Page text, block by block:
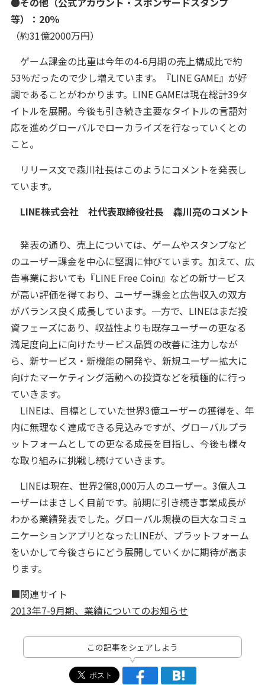
等）：20％
（約31億2000万円）
ゲーム課金の比重は今年の4-6月期の売上構成比で約
53％だったので少し増えています。『LINE GAME』が好
調であることがわかります。LINE GAMEは現在総計39タ
イトルを展開。今後も引き続き主要なタイトルの言語対
応を進めグローバルでローカライズを行なっていくとの
こと。
リリース文で森川社長はこのようにコメントを発表し
ています。
LINE株式会社 社代表取締役社長 森川亮のコメント
発表の通り、売上については、ゲームやスタンプなど
のユーザー課金を中心に堅調に伸びています。加えて、広
告事業においても『LINE Free Coin』などの新サービス
が高い評価を得ており、ユーザー課金と広告収入の双方
がバランス良く成長しています。一方で、LINEはまだ投
資フェーズにあり、収益性よりも既存ユーザーの更なる
満足度向上に向けたサービス品質の改善に注力しなが
ら、新サービス・新機能の開発や、新規ユーザー拡大に
向けたマーケティング活動への投資などを積極的に行っ
ていきます。
LINEは、目標としていた世界3億ユーザーの獲得を、年
内に無理なく達成できる見込みですが、グローバルプラ
ットフォームとしての更なる成長を目指し、今後も様々
な取り組みに挑戦し続けていきます。
LINEは現在、世界2億8,000万人のユーザー。3億人ユ
ーザーはまさしく目前です。前期に引き続き事業成長が
わかる業績発表でした。グローバル規模の巨大なコミュ
ニケーションアプリとなったLINEが、プラットフォーム
をいかして今後さらにどう展開していくかに期待が高ま
ります。
■関連サイト
2013年7-9月期、業績についてのお知らせ
この記事をシェアしよう